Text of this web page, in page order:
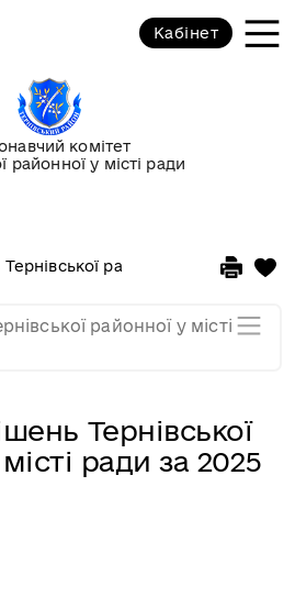
комітет
районної у місті ради
Кабінет
районної у місті ради
Тернівської
ради за 2025
районної у місті
на засідання
VІІ скликання
на засідання
VІІ скликання
скликання